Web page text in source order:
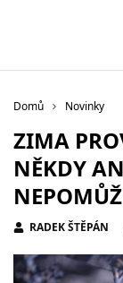
Domů Novinky
ZIMA
NĚKDY
RADEK ŠTĚPÁN